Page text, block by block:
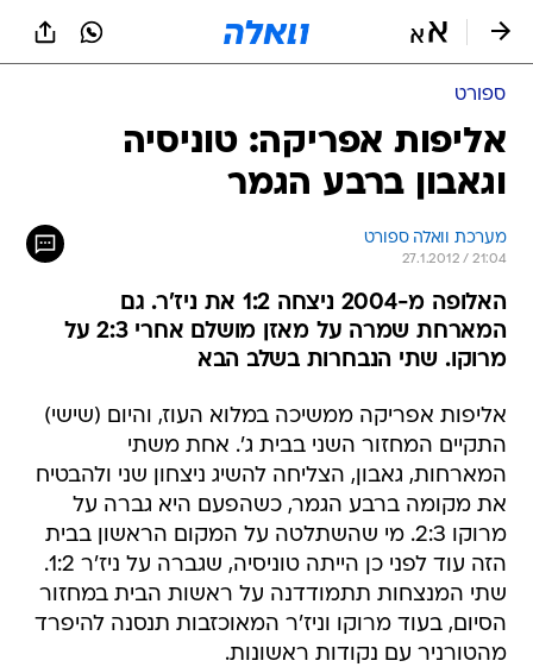
ספורט
אליפות אפריקה: טוניסיה
וגאבון ברבע הגמר
מערכת וואלה ספורט
27.1.2012 / 21:04
האלופה מ-2004 ניצחה 1:2 את ניז'ר. גם
המארחת שמרה על מאזן מושלם אחרי 2:3 על
מרוקו. שתי הנבחרות בשלב הבא
אליפות אפריקה ממשיכה במלוא העוז, והיום (שישי)
התקיים המחזור השני בבית ג'. אחת משתי
המארחות, גאבון, הצליחה להשיג ניצחון שני ולהבטיח
את מקומה ברבע הגמר, כשהפעם היא גברה על
מרוקו 2:3. מי שהשתלטה על המקום הראשון בבית
הזה עוד לפני כן הייתה טוניסיה, שגברה על ניז'ר 1:2.
שתי המנצחות תתמודדנה על ראשות הבית במחזור
הסיום, בעוד מרוקו וניז'ר המאוכזבות תנסנה להיפרד
מהטורניר עם נקודות ראשונות.